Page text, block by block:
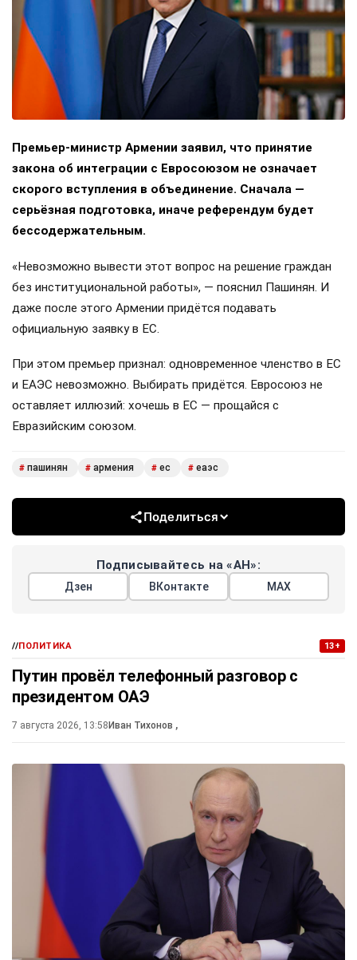
Премьер-министр Армении заявил, что принятие
закона об интеграции с Евросоюзом не означает
скорого вступления в объединение. Сначала —
серьёзная подготовка, иначе референдум будет
бессодержательным.
«Невозможно вывести этот вопрос на решение граждан
без институциональной работы», — пояснил Пашинян. И
даже после этого Армении придётся подавать
официальную заявку в ЕС.
При этом премьер признал: одновременное членство в ЕС
и ЕАЭС невозможно. Выбирать придётся. Евросоюз не
оставляет иллюзий: хочешь в ЕС — прощайся с
Евразийским союзом.
# пашинян # армения # ес # еаэс
Поделиться
Подписывайтесь на «АН»:
Дзен ВКонтакте МАХ
//ПОЛИТИКА 13+
Путин провёл телефонный разговор с
президентом ОАЭ
7 августа 2026, 13:58 Иван Тихонов ,